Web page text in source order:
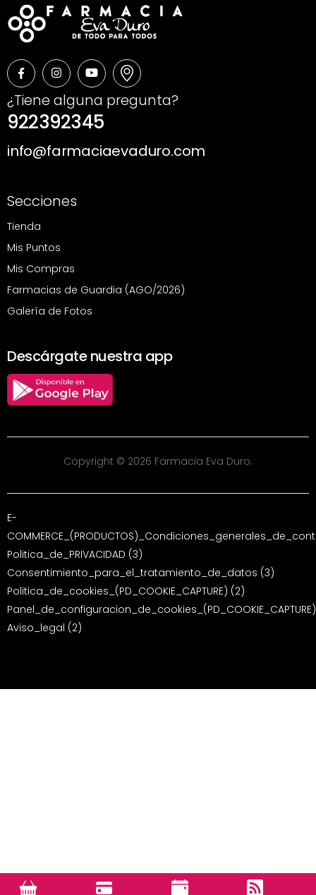
¿Tiene alguna pregunta?
922392345
info@farmaciaevaduro.com
Secciones
Tienda
Mis Puntos
Mis Compras
Farmacias de Guardia (AGO/2026)
Galería de Fotos
Descárgate nuestra app
Copyright © 2026 Farmacia Eva Duro.
E-
Politica_de_PRIVACIDAD (3)
Consentimiento_para_el_tratamiento_de_datos (3)
Politica_de_cookies_(PD_COOKIE_CAPTURE) (2)
Panel_de_configuracion_de_cookies_(PD_COOKIE_CAPTURE)
Aviso_legal (2)